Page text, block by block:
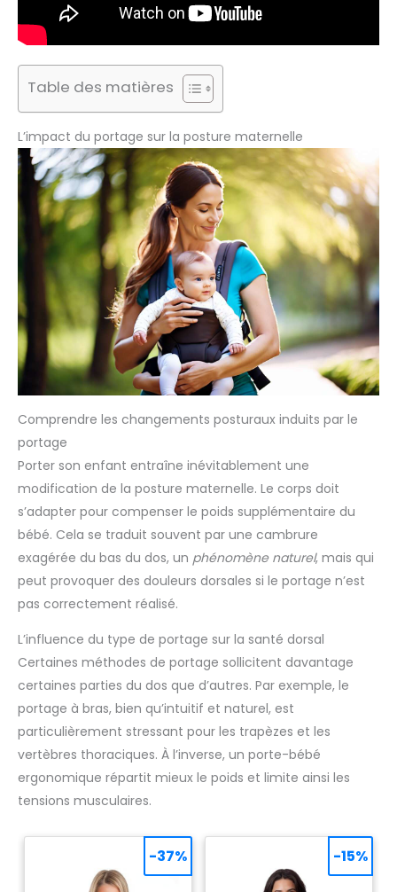
Table des matières
L’impact du portage sur la posture maternelle
Comprendre les changements posturaux induits par le
portage
Porter son enfant entraîne inévitablement une
modification de la posture maternelle. Le corps doit
s’adapter pour compenser le poids supplémentaire du
bébé. Cela se traduit souvent par une cambrure
exagérée du bas du dos, un phénomène naturel, mais qui
peut provoquer des douleurs dorsales si le portage n’est
pas correctement réalisé.
L’influence du type de portage sur la santé dorsal
Certaines méthodes de portage sollicitent davantage
certaines parties du dos que d’autres. Par exemple, le
portage à bras, bien qu’intuitif et naturel, est
particulièrement stressant pour les trapèzes et les
vertèbres thoraciques. À l’inverse, un porte-bébé
ergonomique répartit mieux le poids et limite ainsi les
tensions musculaires.
-37% -15%